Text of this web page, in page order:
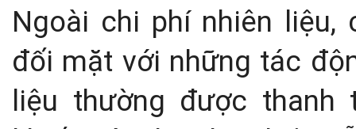
Ngoài chi phí nhiên liệu,
đối mặt với những tác
liệu thường được thanh